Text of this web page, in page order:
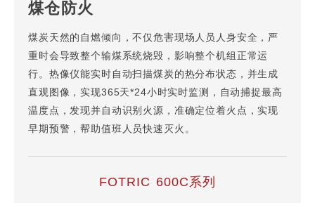
煤仓防火
煤炭天然的自燃倾向，不仅危害现场人员人身安全，严
重时会导致整个输煤系统烧毁，影响整个机组正常运
行。热像仪能实时自动扫描煤炭的热分布状态，并生成
直观图像，实现365天*24小时实时监测，自动捕捉最高
温度点，发现并自动识别火源，准确定位着火点，实现
早期预警，帮助值班人员快速灭火。
FOTRIC 600C系列